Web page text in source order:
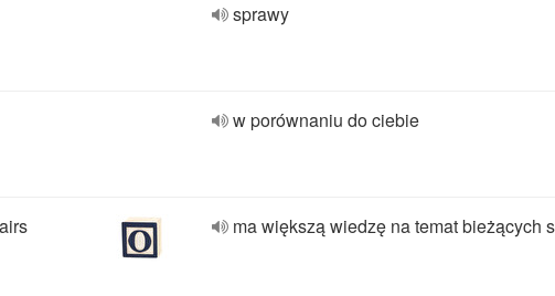
sprawy
w porównaniu do ciebie
ma większą wiedzę na temat bieżących